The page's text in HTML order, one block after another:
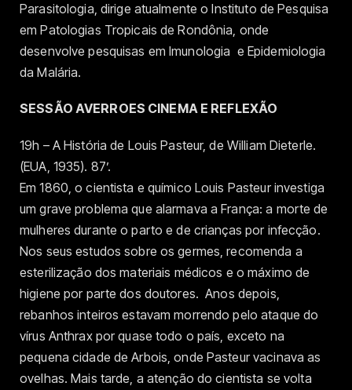
Parasitologia, dirige atualmente o Instituto de Pesquisa
em Patologias Tropicais de Rondônia, onde
desenvolve pesquisas em Imunologia e Epidemiologia
da Malária.
SESSÃO AVERROES CINEMA E REFLEXÃO
19h – A História de Louis Pasteur, de William Dieterle.
(EUA, 1935). 87’.
Em 1860, o cientista e químico Louis Pasteur investiga
um grave problema que alarmava a França: a morte de
mulheres durante o parto e de crianças por infecção.
Nos seus estudos sobre os germes, recomenda a
esterilização dos materiais médicos e o máximo de
higiene por parte dos doutores. Anos depois,
rebanhos inteiros estavam morrendo pelo ataque do
vírus Anthrax por quase todo o país, exceto na
pequena cidade de Arbois, onde Pasteur vacinava as
ovelhas. Mais tarde, a atenção do cientista se volta